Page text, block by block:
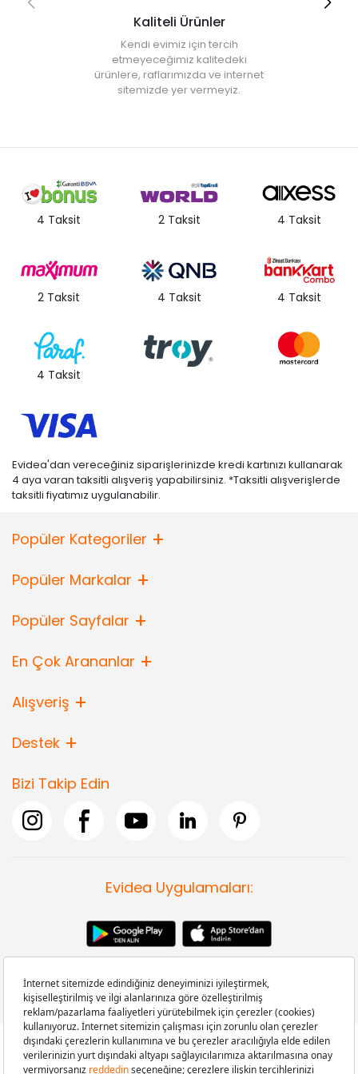
Kaliteli Ürünler
Kendi evimiz için tercih
etmeyeceğimiz kalitedeki
ürünlere, raflarımızda ve internet
sitemizde yer vermeyiz.
4 Taksit 2 Taksit 4 Taksit
2 Taksit 4 Taksit 4 Taksit
4 Taksit
Evidea'dan vereceğiniz siparişlerinizde kredi kartınızı kullanarak
4 aya varan taksitli alışveriş yapabilirsiniz. *Taksitli alışverişlerde
taksitli fiyatımız uygulanabilir.
Popüler Kategoriler
Popüler Markalar
Popüler Sayfalar
En Çok Arananlar
Alışveriş
Destek
Bizi Takip Edin
Evidea Uygulamaları: